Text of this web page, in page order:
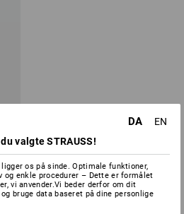
DA
EN
valgte STRAUSS!
os på sinde. Optimale funktioner,
og enkle procedurer – Dette er formålet
vi anvender.Vi beder derfor om dit
bruge data baseret på dine personlige